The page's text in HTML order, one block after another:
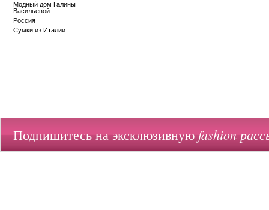
Модный дом Галины
Васильевой
Россия
Сумки из Италии
Подпишитесь на эксклюзивнуюfashion